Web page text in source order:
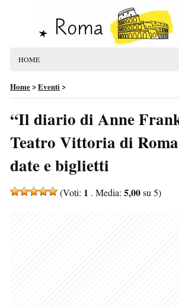
HOME
Home>Eventi>
“Il diario di Anne
Teatro Vittoria di
date e biglietti
(Voti: 1 . Media: 5,00su 5)